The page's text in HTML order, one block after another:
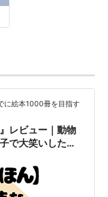
に絵本1000冊を目指す
レビュー｜動物
で大笑いした絵